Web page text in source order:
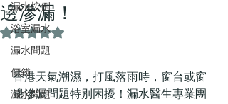
漏水按例
浴室漏水
漏水問題
價錢
漏水問題
邊滲漏！
評等為 NaN（最高為 5 顆星）。
香港天氣潮濕，打風落雨時，窗台或窗
邊滲漏問題特別困擾！漏水醫生專業團